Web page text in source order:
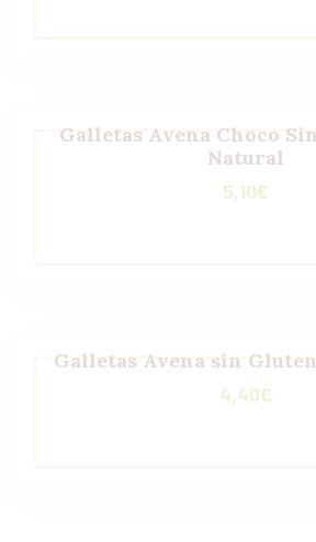
Galletas Avena Choco
Natural
5,10€
Galletas Avena sin
4,40€